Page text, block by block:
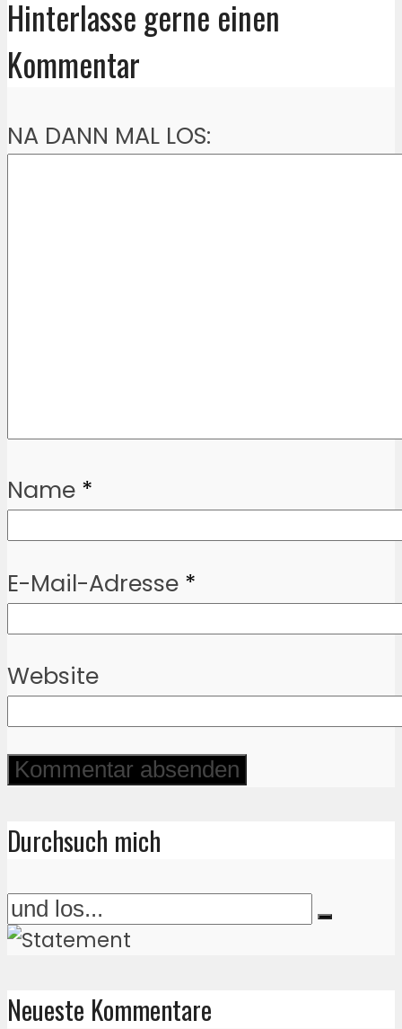
Hinterlasse gerne einen
Kommentar
NA DANN MAL LOS:
Name *
E-Mail-Adresse *
Website
Durchsuch mich
Neueste Kommentare